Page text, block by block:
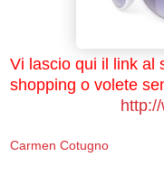
Vi lascio qui il link al
shopping o volete
Carmen Cotugno